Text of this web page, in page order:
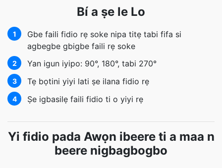
Bí a ṣe le Lo
1
Gbe faili fidio rẹ soke nipa titẹ tabi fifa si
agbegbe gbigbe faili rẹ soke
2 Yan igun iyipo: 90°, 180°, tabi 270°
3 Tẹ bọtini yiyi lati ṣe ilana fidio rẹ
4 Ṣe igbasilẹ faili fidio ti o yiyi rẹ
Yi fidio pada Awọn ibeere ti a maa n
beere nigbagbogbo